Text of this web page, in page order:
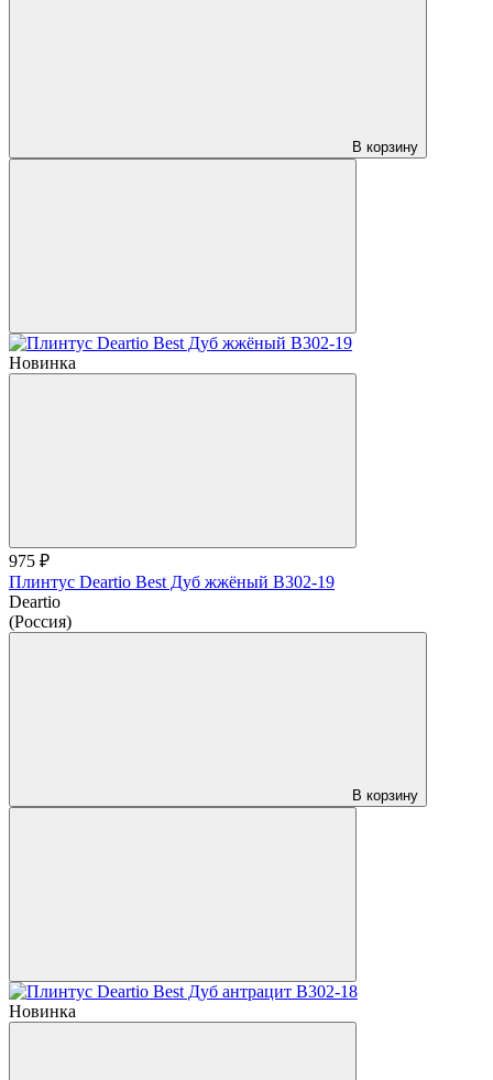
В корзину
Новинка
975 ₽
Плинтус Deartio Best Дуб жжёный B302-19
Deartio
(Россия)
В корзину
Новинка